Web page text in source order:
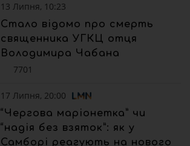
13 Липня, 10:23
Стало відомо про смерть
священника УГКЦ отця
Володимира Чабана
7701
17 Липня, 20:00
“Чергова маріонетка” чи
“надія без взяток”: як у
Самборі реагують на нового